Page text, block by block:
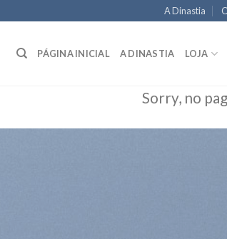
A Dinastia
PÁGINA INICIAL A DINASTIA LOJA
Sorry, no